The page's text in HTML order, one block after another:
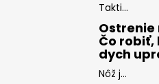
Takti...
Ostrenie
Čo
dych
Nôž j...